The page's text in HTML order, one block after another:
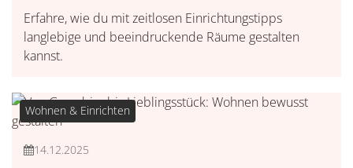
Erfahre, wie du mit zeitlosen Einrichtungstipps
langlebige und beeindruckende Räume gestalten
kannst.
Wohnen & Einrichten
14.12.2025